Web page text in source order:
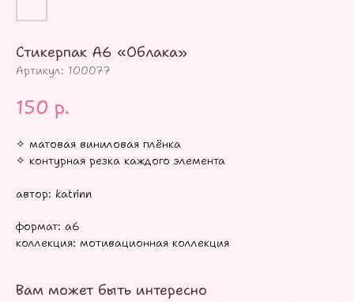
Стикерпак А6 «Облака»
Артикул: 100077
150 р.
✧ матовая виниловая плёнка
✧ контурная резка каждого элемента
автор: katrinn
формат: а6
коллекция: мотивационная коллекция
Вам может быть интересно